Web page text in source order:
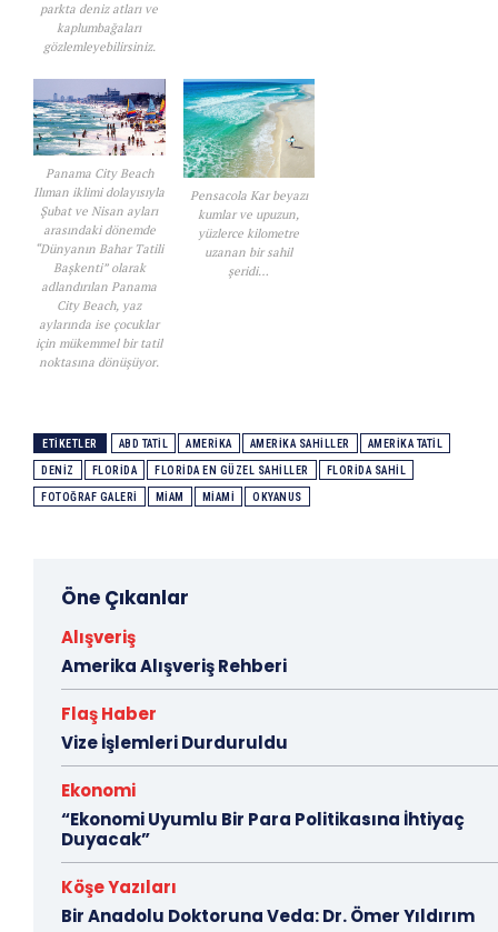
parkta deniz atları ve
kaplumbağaları
gözlemleyebilirsiniz.
Panama City Beach
Ilıman iklimi dolayısıyla
Şubat ve Nisan ayları
arasındaki dönemde
“Dünyanın Bahar Tatili
Başkenti” olarak
adlandırılan Panama
City Beach, yaz
aylarında ise çocuklar
için mükemmel bir tatil
noktasına dönüşüyor.
Pensacola Kar beyazı
kumlar ve upuzun,
yüzlerce kilometre
uzanan bir sahil
şeridi…
ETIKETLER ABD TATIL AMERIKA AMERIKA SAHILLER AMERIKA TATIL
DENIZ FLORIDA FLORIDA EN GÜZEL SAHILLER FLORIDA SAHIL
FOTOĞRAF GALERI MIAM MIAMI OKYANUS
Öne Çıkanlar
Alışveriş
Amerika Alışveriş Rehberi
Flaş Haber
Vize İşlemleri Durduruldu
Ekonomi
“Ekonomi Uyumlu Bir Para Politikasına İhtiyaç
Duyacak”
Köşe Yazıları
Bir Anadolu Doktoruna Veda: Dr. Ömer Yıldırım